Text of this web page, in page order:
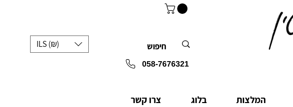
ILS (₪)
058-7676321
המלצות בלוג צרו קשר